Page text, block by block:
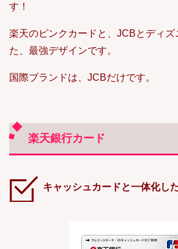
す！
楽天のピンクカードと、JCBとディズ
た、最強デザインです。
国際ブランドは、JCBだけです。
楽天銀行カード
キャッシュカードと一体化し